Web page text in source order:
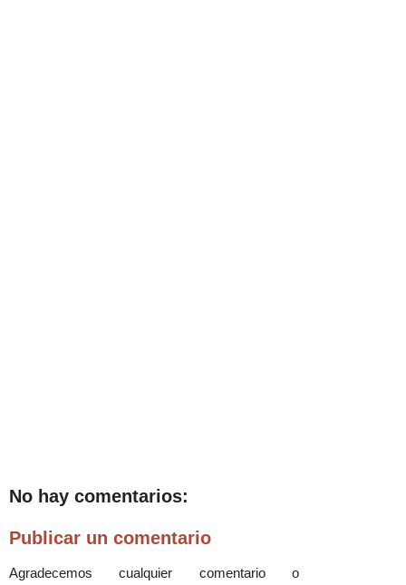
No hay comentarios:
Publicar un comentario
Agradecemos cualquier comentario o